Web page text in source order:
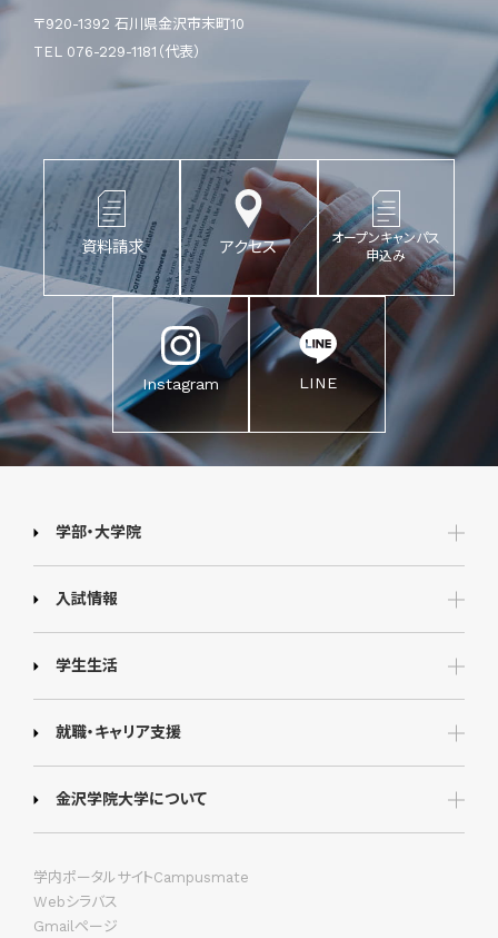
〒920-1392 石川県金沢市末町10
TEL 076-229-1181（代表）
資料請求 アクセス
オープンキャンパス
申込み
Instagram LINE
学部・大学院
入試情報
学生生活
就職・キャリア支援
金沢学院大学について
学内ポータルサイトCampusmate
Webシラバス
Gmailページ